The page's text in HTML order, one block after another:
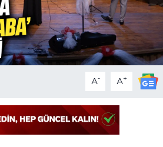
A- A+